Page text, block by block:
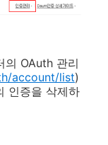
의 OAuth 관리
account/list)
인증을 삭제하